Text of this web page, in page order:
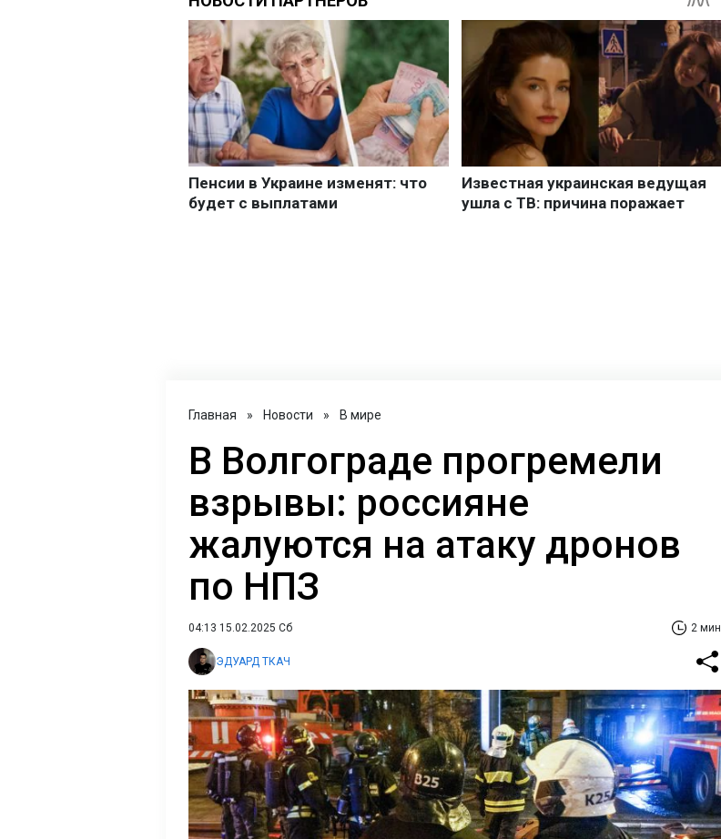
Главная » Новости » В мире
В Волгограде прогремели
взрывы: россияне
жалуются на атаку дронов
по НПЗ
04:13 15.02.2025 Сб 2 мин
ЭДУАРД ТКАЧ